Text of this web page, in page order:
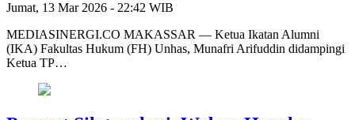
Jumat, 13 Mar 2026 - 22:42 WIB
MEDIASINERGI.CO MAKASSAR — Ketua Ikatan Alumni
(IKA) Fakultas Hukum (FH) Unhas, Munafri Arifuddin didampingi
Ketua TP…